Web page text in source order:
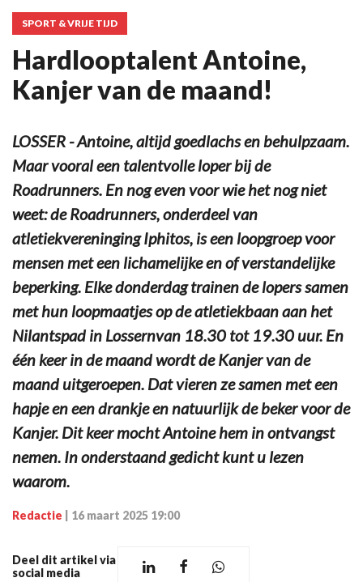
SPORT & VRIJE TIJD
Hardlooptalent Antoine,
Kanjer van de maand!
LOSSER - Antoine, altijd goedlachs en behulpzaam.
Maar vooral een talentvolle loper bij de
Roadrunners. En nog even voor wie het nog niet
weet: de Roadrunners, onderdeel van
atletiekvereninging Iphitos, is een loopgroep voor
mensen met een lichamelijke en of verstandelijke
beperking. Elke donderdag trainen de lopers samen
met hun loopmaatjes op de atletiekbaan aan het
Nilantspad in Lossernvan 18.30 tot 19.30 uur. En
één keer in de maand wordt de Kanjer van de
maand uitgeroepen. Dat vieren ze samen met een
hapje en een drankje en natuurlijk de beker voor de
Kanjer. Dit keer mocht Antoine hem in ontvangst
nemen. In onderstaand gedicht kunt u lezen
waarom.
Redactie 16 maart 2025 19:00
Deel dit artikel via
social media